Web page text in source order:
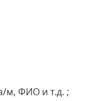
м, ФИО и т.д. ;